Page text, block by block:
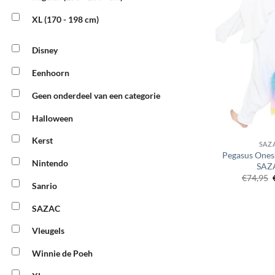
XL (170 - 198 cm)
Disney
Eenhoorn
Geen onderdeel van een categorie
Halloween
Kerst
Nintendo
Sanrio
SAZAC
Vleugels
Winnie de Poeh
Pegasus
€74,95